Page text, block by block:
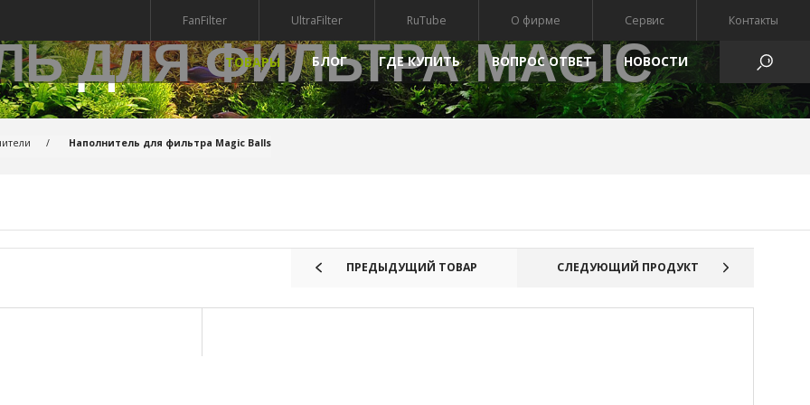
FanFilter UltraFilter RuTube О фирме Сервис Контакты
ТОВАРЫ
НАПОЛНИТЕЛИ ПРЕПАРАТЫ
БЛОГ ГДЕ КУПИТЬ ВОПРОС ОТВЕТ HОВОСТИ
ДЛЯ ФИЛЬТРА MAGIC
Наполнитель для фильтра Magic Balls
ПРЕДЫДУЩИЙ ТОВАР СЛЕДУЮЩИЙ ПРОДУКТ